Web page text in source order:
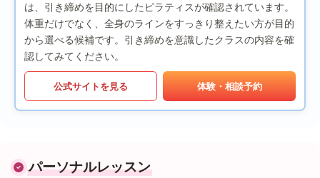
は、引き締めを目的にしたピラティスが確認されています。
体重だけでなく、全身のラインをすっきり整えたい方が目的
から選べる候補です。引き締めを意識したクラスの内容を確
認してみてください。
公式サイトを見る 体験・相談予約
パーソナルレッスン